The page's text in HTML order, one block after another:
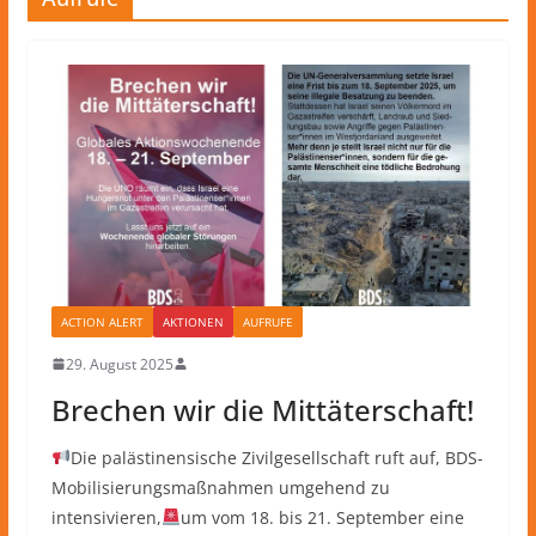
ACTION ALERT AKTIONEN AUFRUFE
29. August 2025
Brechen wir die Mittäterschaft!
Die palästinensische Zivilgesellschaft ruft auf, BDS-
Mobilisierungsmaßnahmen umgehend zu
intensivieren,
um vom 18. bis 21. September eine